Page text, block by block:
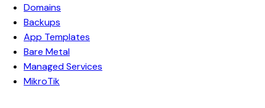
Domains
Backups
App Templates
Bare Metal
Managed Services
MikroTik